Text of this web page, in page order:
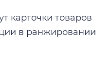
карточки товаров
в ранжировании